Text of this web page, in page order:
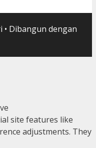
• Dibangun dengan
site features like
adjustments. They